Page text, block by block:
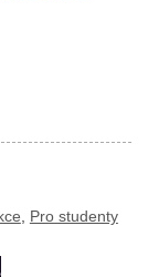
, Pro studenty